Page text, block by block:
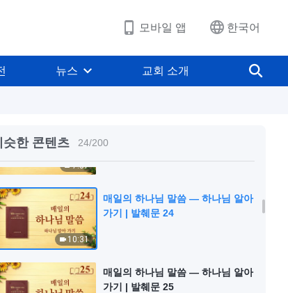
모바일 앱 한국어
뉴스 교회 소개
슷한 콘텐츠 24/200
가기 | 발췌문 22
7:57
가기 | 발췌문 23
10:31
매일의 하나님 말씀 ― 하나님 알아
가기 | 발췌문 24
매일의 하나님 말씀 ― 하나님 알아
가기 | 발췌문 25